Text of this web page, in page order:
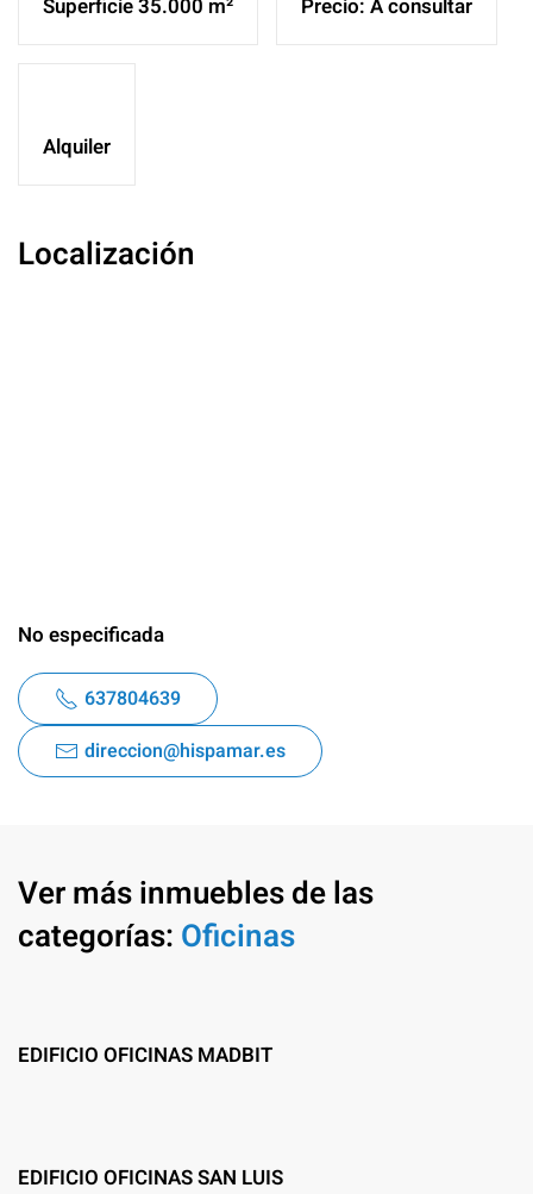
Superficie 35.000 m² Precio: A consultar
Alquiler
Localización
No especificada
637804639
direccion@hispamar.es
Ver más inmuebles de las
categorías: Oficinas
EDIFICIO OFICINAS MADBIT
EDIFICIO OFICINAS SAN LUIS